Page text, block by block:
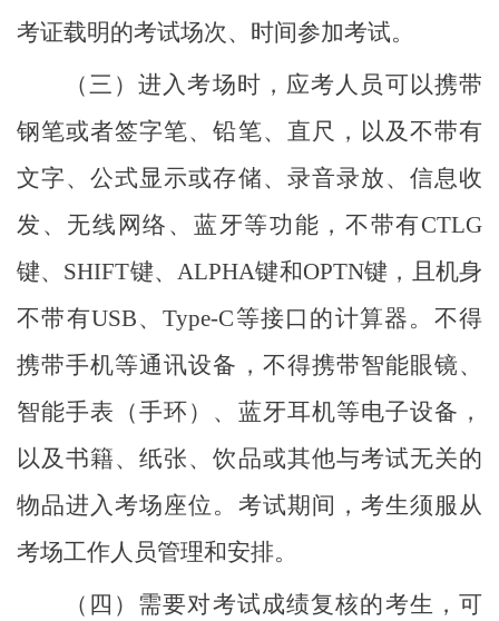
考证载明的考试场次、时间参加考试。
（三）进入考场时，应考人员可以携带
钢笔或者签字笔、铅笔、直尺，以及不带有
文字、公式显示或存储、录音录放、信息收
发、无线网络、蓝牙等功能，不带有CTLG
键、SHIFT键、ALPHA键和OPTN键，且机身
不带有USB、Type-C等接口的计算器。不得
携带手机等通讯设备，不得携带智能眼镜、
智能手表（手环）、蓝牙耳机等电子设备，
以及书籍、纸张、饮品或其他与考试无关的
物品进入考场座位。考试期间，考生须服从
考场工作人员管理和安排。
（四）需要对考试成绩复核的考生，可